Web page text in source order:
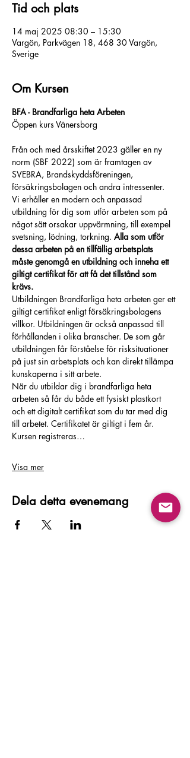
Tid och plats
14 maj 2025 08:30 – 15:30
Vargön, Parkvägen 18, 468 30 Vargön,
Sverige
Om Kursen
BFA - Brandfarliga heta Arbeten
Öppen kurs Vänersborg
Från och med årsskiftet 2023 gäller en ny
norm (SBF 2022) som är framtagen av
SVEBRA, Brandskyddsföreningen,
försäkringsbolagen och andra intressenter.
Vi erhåller en modern och anpassad
utbildning för dig som utför arbeten som på
något sätt orsakar uppvärmning, till exempel
svetsning, lödning, torkning. Alla som utför
dessa arbeten på en tillfällig arbetsplats
måste genomgå en utbildning och inneha ett
giltigt certifikat för att få det tillstånd som
krävs.
Utbildningen Brandfarliga heta arbeten ger ett
giltigt certifikat enligt försäkringsbolagens
villkor. Utbildningen är också anpassad till
förhållanden i olika branscher. De som går
utbildningen får förståelse för risksituationer
på just sin arbetsplats och kan direkt tillämpa
kunskaperna i sitt arbete.
När du utbildar dig i brandfarliga heta
arbeten så får du både ett fysiskt plastkort
och ett digitalt certifikat som du tar med dig
till arbetet. Certifikatet är giltigt i fem år.
Kursen registreras…
Visa mer
Dela detta evenemang